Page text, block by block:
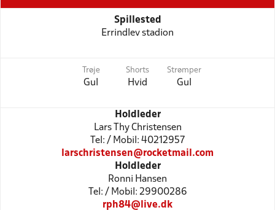
Spillested
Errindlev stadion
Trøje
Gul
Shorts
Hvid
Strømper
Gul
Holdleder
Lars Thy Christensen
Tel: / Mobil: 40212957
larschristensen@rocketmail.com
Holdleder
Ronni Hansen
Tel: / Mobil: 29900286
rph84@live.dk